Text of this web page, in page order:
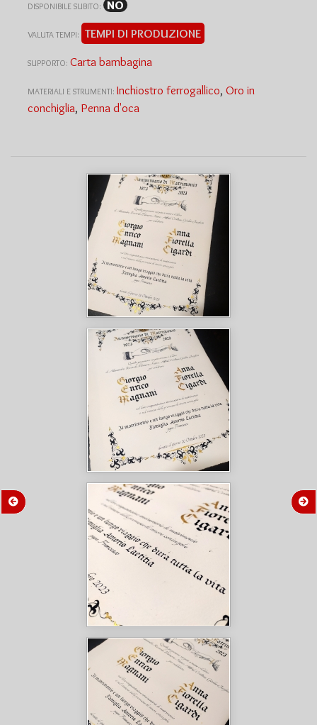
DISPONIBILE SUBITO: NO
VALUTA TEMPI: TEMPI DI PRODUZIONE
SUPPORTO: Carta bambagina
MATERIALI E STRUMENTI: Inchiostro ferrogallico, Oro in
conchiglia, Penna d'oca